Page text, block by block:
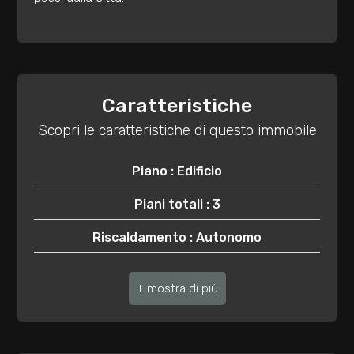
Caratteristiche
Scopri le caratteristiche di questo immobile
Piano : Edificio
Piani totali : 3
Riscaldamento : Autonomo
Anno di costruzione : 2001
Stato attuale : Libero al rogito
2
4
-